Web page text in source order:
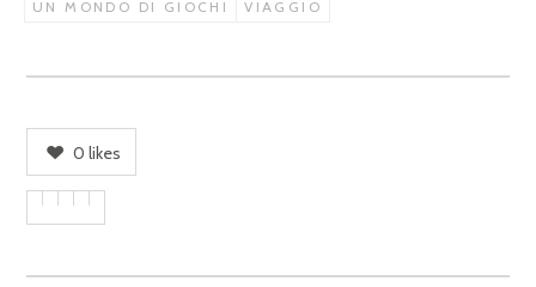
UN MONDO DI GIOCHI
VIAGGIO
0 likes